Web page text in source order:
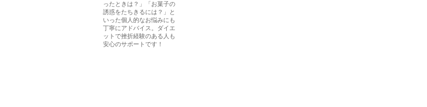
ったときは？」「お菓子の
誘惑をたちきるには？」と
いった個人的なお悩みにも
丁寧にアドバイス。ダイエ
ットで挫折経験のある人も
安心のサポートです！